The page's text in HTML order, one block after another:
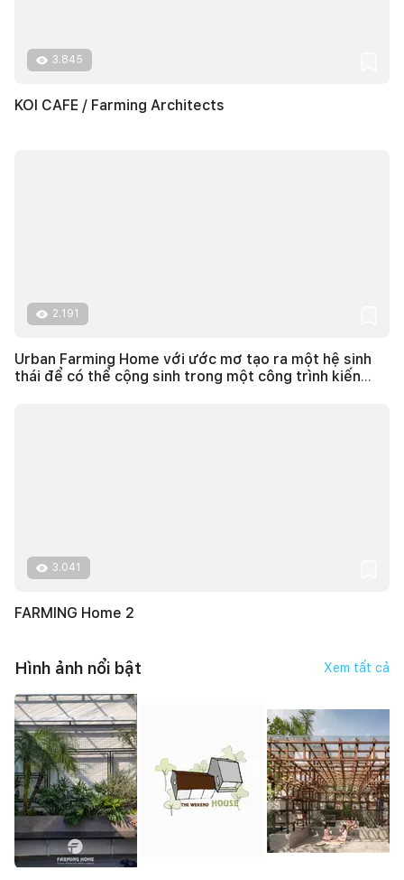
3.845
KOI CAFE / Farming Architects
2.191
Urban Farming Home với ước mơ tạo ra một hệ sinh
thái để có thể cộng sinh trong một công trình kiến
3.041
FARMING Home 2
Hình ảnh nổi bật Xem tất cả